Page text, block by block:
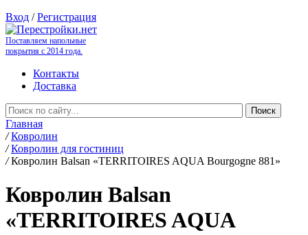
Вход /Регистрация
Поставляем напольные
покрытия с 2014 года.
Контакты
Доставка
Главная
/ Ковролин
/ Ковролин для гостиниц
/ Ковролин Balsan «TERRITOIRES AQUA Bourgogne 881»
Ковролин Balsan
«TERRITOIRES AQUA